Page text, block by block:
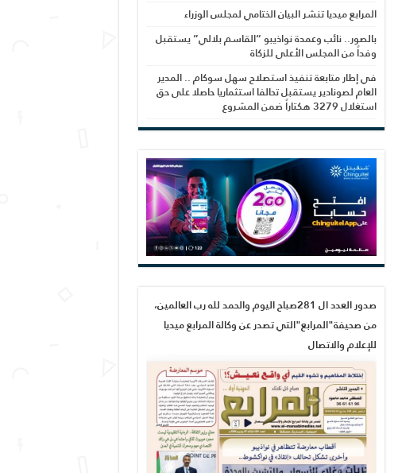
المرابع ميديا تنشر البيان الختامي لمجلس الوزراء
بالصور.. نائب وعمدة نواذيبو “القاسم بلالي” يستقبل
وفداً من المجلس الأعلى للزكاة
في إطار متابعة تنفيذ استصلاح سهل سوكام .. المدير
العام لصونادير يستقبل تحالفا استثماريا حاصلا على حق
استغلال 3279 هكتاراً ضمن المشروع
صدور العدد ال 281صباح اليوم والحمد لله رب العالمين،
من صحيفة"المرابع"التي تصدر عن وكالة المرابع ميديا
للإعلام والاتصال